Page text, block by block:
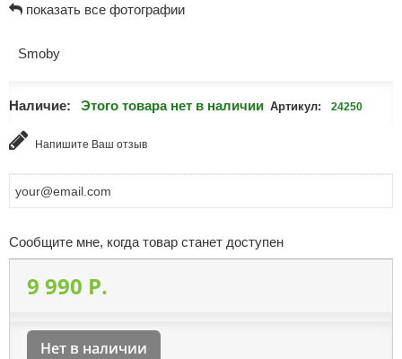
показать все фотографии
Smoby
Наличие: Этого товара нет в наличии Артикул: 24250
Напишите Ваш отзыв
Сообщите мне, когда товар станет доступен
9 990 P.
Нет в наличии